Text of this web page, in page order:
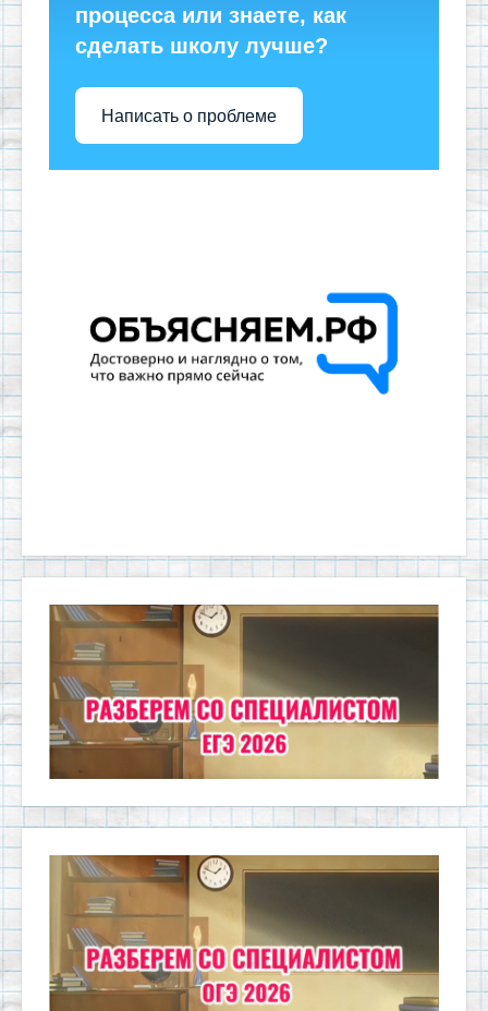
процесса или знаете, как
сделать школу лучше?
Написать о проблеме